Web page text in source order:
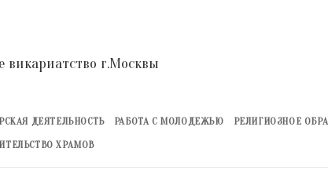
викариатство г.Москвы
ДЕЯТЕЛЬНОСТЬ РАБОТА С МОЛОДЕЖЬЮ РЕЛИГИОЗНОЕ
ХРАМОВ